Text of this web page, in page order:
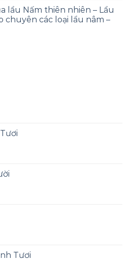
lẩu Nấm thiên nhiên – Lẩu
chuyên các loại lẩu nâm –
Tươi